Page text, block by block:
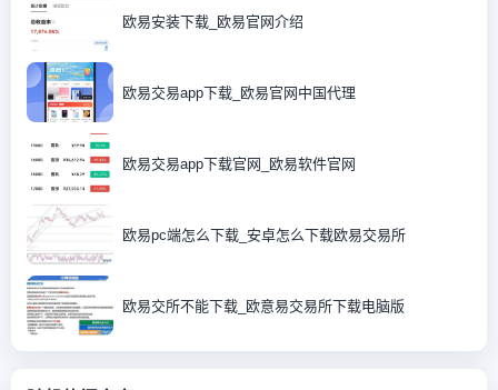
欧易安装下载_欧易官网介绍
欧易交易app下载_欧易官网中国代理
欧易交易app下载官网_欧易软件官网
欧易pc端怎么下载_安卓怎么下载欧易交易所
欧易交所不能下载_欧意易交易所下载电脑版